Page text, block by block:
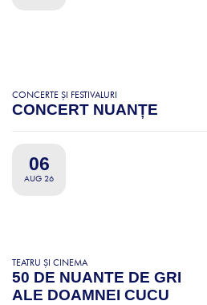
CONCERTE ȘI FESTIVALURI
CONCERT NUANȚE
06
AUG 26
TEATRU ȘI CINEMA
50 DE NUANTE DE GRI
ALE DOAMNEI CUCU